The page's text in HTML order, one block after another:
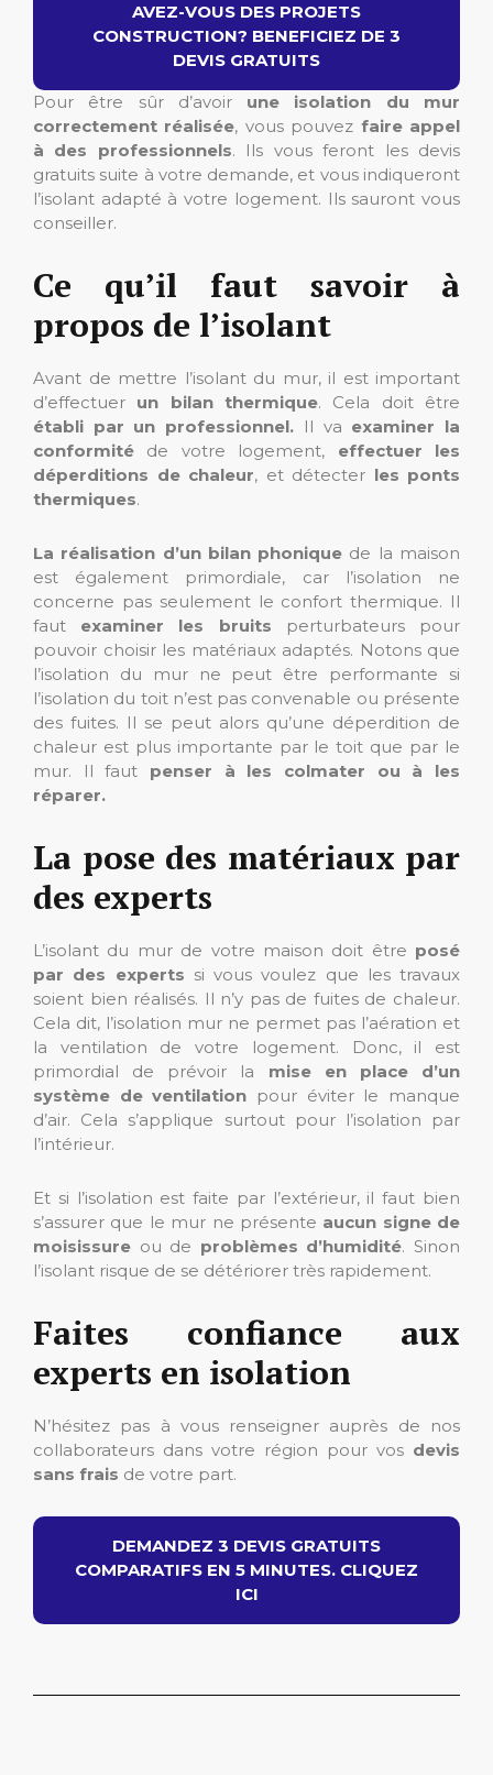
AVEZ-VOUS DES PROJETS
CONSTRUCTION? BENEFICIEZ DE 3
DEVIS GRATUITS
Pour être sûr d’avoir une isolation du mur
correctement réalisée, vous pouvez faire appel
à des professionnels. Ils vous feront les devis
gratuits suite à votre demande, et vous indiqueront
l’isolant adapté à votre logement. Ils sauront vous
conseiller.
Ce qu’il faut savoir à
propos de l’isolant
Avant de mettre l’isolant du mur, il est important
d’effectuer un bilan thermique. Cela doit être
établi par un professionnel. Il va examiner la
conformité de votre logement, effectuer les
déperditions de chaleur, et détecter les ponts
thermiques.
La réalisation d’un bilan phonique de la maison
est également primordiale, car l’isolation ne
concerne pas seulement le confort thermique. Il
faut examiner les bruits perturbateurs pour
pouvoir choisir les matériaux adaptés. Notons que
l’isolation du mur ne peut être performante si
l’isolation du toit n’est pas convenable ou présente
des fuites. Il se peut alors qu’une déperdition de
chaleur est plus importante par le toit que par le
mur. Il faut penser à les colmater ou à les
réparer.
La pose des matériaux par
des experts
L’isolant du mur de votre maison doit être posé
par des experts si vous voulez que les travaux
soient bien réalisés. Il n’y pas de fuites de chaleur.
Cela dit, l’isolation mur ne permet pas l’aération et
la ventilation de votre logement. Donc, il est
primordial de prévoir la mise en place d’un
système de ventilation pour éviter le manque
d’air. Cela s’applique surtout pour l’isolation par
l’intérieur.
Et si l’isolation est faite par l’extérieur, il faut bien
s’assurer que le mur ne présente aucun signe de
moisissure ou de problèmes d’humidité. Sinon
l’isolant risque de se détériorer très rapidement.
Faites confiance aux
experts en isolation
N’hésitez pas à vous renseigner auprès de nos
collaborateurs dans votre région pour vos devis
sans frais de votre part.
DEMANDEZ 3 DEVIS GRATUITS
COMPARATIFS EN 5 MINUTES. CLIQUEZ
ICI